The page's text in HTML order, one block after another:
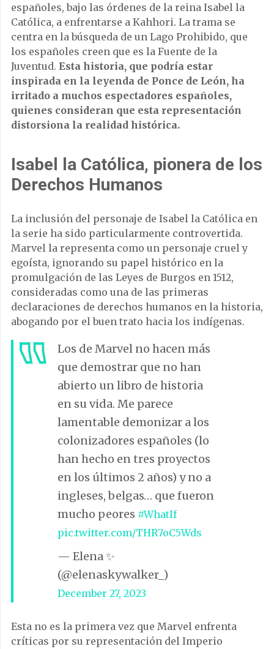
españoles, bajo las órdenes de la reina Isabel la
Católica, a enfrentarse a Kahhori. La trama se
centra en la búsqueda de un Lago Prohibido, que
los españoles creen que es la Fuente de la
Juventud. Esta historia, que podría estar
inspirada en la leyenda de Ponce de León, ha
irritado a muchos espectadores españoles,
quienes consideran que esta representación
distorsiona la realidad histórica.
Isabel la Católica, pionera de los
Derechos Humanos
La inclusión del personaje de Isabel la Católica en
la serie ha sido particularmente controvertida.
Marvel la representa como un personaje cruel y
egoísta, ignorando su papel histórico en la
promulgación de las Leyes de Burgos en 1512,
consideradas como una de las primeras
declaraciones de derechos humanos en la historia,
abogando por el buen trato hacia los indígenas.
Los de Marvel no hacen más
que demostrar que no han
abierto un libro de historia
en su vida. Me parece
lamentable demonizar a los
colonizadores españoles (lo
han hecho en tres proyectos
en los últimos 2 años) y no a
ingleses, belgas… que fueron
mucho peores #WhatIf
pic.twitter.com/THR7oC5Wds
— Elena ✨
(@elenaskywalker_)
December 27, 2023
Esta no es la primera vez que Marvel enfrenta
críticas por su representación del Imperio